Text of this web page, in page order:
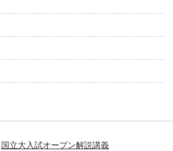
国立大入試オープン解説講義